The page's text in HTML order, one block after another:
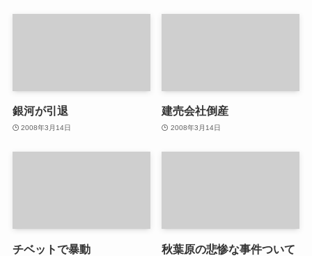
銀河が引退
2008年3月14日
建売会社倒産
2008年3月14日
チベットで暴動 秋葉原の悲惨な事件ついて